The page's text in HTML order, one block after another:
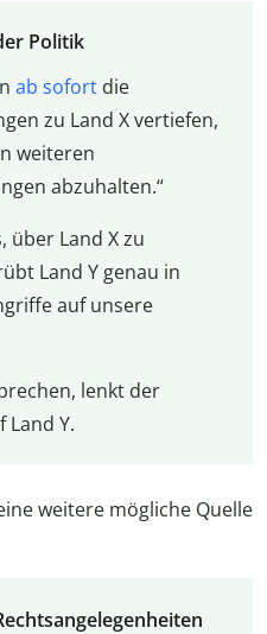
Politik
ab sofortdie
zu Land X vertiefen,
weiteren
abzuhalten.“
über Land X zu
Land Y genau in
auf unsere
lenkt der
Land Y.
weitere mögliche Quelle